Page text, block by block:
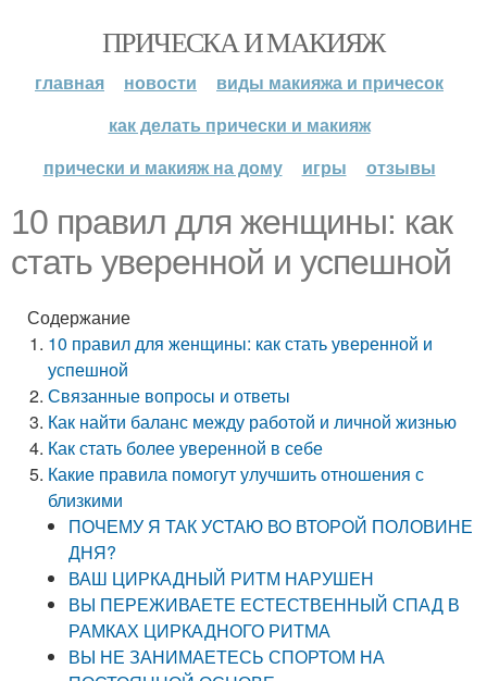
ПРИЧЕСКА И МАКИЯЖ
главная новости
виды макияжа и причесок
как делать прически и макияж
прически и макияж на дому
игры отзывы
10 правил для женщины: как
стать уверенной и успешной
Содержание
10 правил для женщины: как стать уверенной и
успешной
Связанные вопросы и ответы
Как найти баланс между работой и личной жизнью
Как стать более уверенной в себе
Какие правила помогут улучшить отношения с
близкими
ПОЧЕМУ Я ТАК УСТАЮ ВО ВТОРОЙ ПОЛОВИНЕ
ДНЯ?
ВАШ ЦИРКАДНЫЙ РИТМ НАРУШЕН
ВЫ ПЕРЕЖИВАЕТЕ ЕСТЕСТВЕННЫЙ СПАД В
РАМКАХ ЦИРКАДНОГО РИТМА
ВЫ НЕ ЗАНИМАЕТЕСЬ СПОРТОМ НА